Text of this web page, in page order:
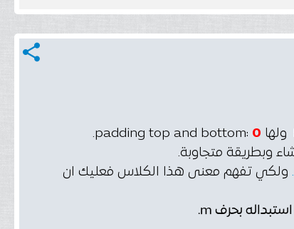
share
ولها 0
:padding top and bottom.
ولكي تفهم معنى هذا الكلاس فعليك ان